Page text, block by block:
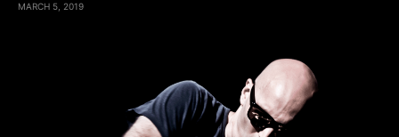
MARCH 5, 2019